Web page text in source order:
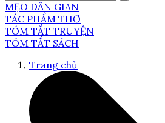
MẸO DÂN GIAN
TÁC PHẨM THƠ
TÓM TẮT TRUYỆN
TÓM TẮT SÁCH
Trang chủ